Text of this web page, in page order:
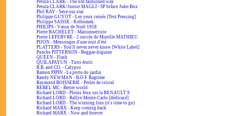
Petula CLARK - The old fashioned way
Petula CLARK/Junior MAGLI - SP biface Juke-Box
Phil RAY - Save our star
Philippe GUYOT - Les yeux cernés [Test Pressing]
Philippe SAISSE - Kelbomek
PHILIPS - Vœux de Noël 1958
Pierre BACHELET - Marionnettiste
Pierre LEFEBVRE - 2 succès de Mireille MATHIEU
PIJON - Mensonges d'une nuit d'été
PLATTERS - You'll never never know [White Label]
Punchs PITTERSON - Reggae-biguine
QUEEN - Flash
QUILAPAYUN - Tutti-frutti
R.B. and CO. - Calypso
Ramon PIPIN - La porte du jardin
Randy NEWMAN - B.O.F. Ragtime
Raymond BOISSERIE - Perles de cristal
REBEL MC - Better world
Richard LORD - Pleins feux sur la RENAULT 9
Richard LORD - Rallye Monte-Carlo [dédicacé]
Richard LORD - The winning lion (it's time to go)
Richard MARX - Keep coming back
Richard MARX - Now and forever